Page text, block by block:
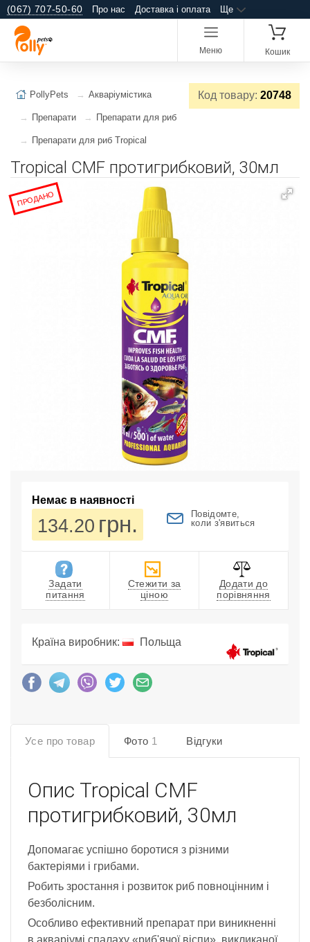
(067) 707-50-60 Про нас Доставка і оплата Ще
Меню Кошик
Код товару: 20748
PollyPets Акваріумістика
Препарати Препарати для риб
Препарати для риб Tropical
Tropical CMF протигрибковий, 30мл
ПРОДАНО
Немає в наявності
134.20 грн.
Повідомте,
коли з'явиться
Задати
питання
Стежити за
ціною
Додати до
порівняння
Країна виробник: Польща
Усе про товар Фото 1 Відгуки
Опис Tropical CMF
протигрибковий, 30мл
Допомагає успішно боротися з різними
бактеріями і грибами.
Робить зростання і розвиток риб повноцінним і
безболісним.
Особливо ефективний препарат при виникненні